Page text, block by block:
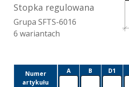
Stopka regulowana
Grupa SFTS-6016
6 wariantach
Numer
artykułu
A B D1